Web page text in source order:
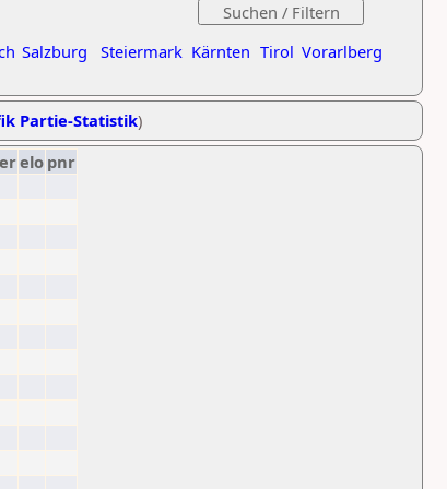
Salzburg Steiermark Kärnten Tirol Vorarlberg
Partie-Statistik)
elo pnr